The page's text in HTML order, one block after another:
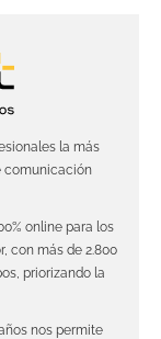
la más
comunicación
online para los
con más de 2.800
priorizando la
nos permite